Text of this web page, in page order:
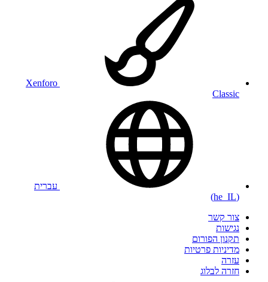
Xenforo
Classic
עברית
(he_IL)
צור קשר
נגישות
תקנון הפורום
מדיניות פרטיות
עזרה
חזרה לבלוג